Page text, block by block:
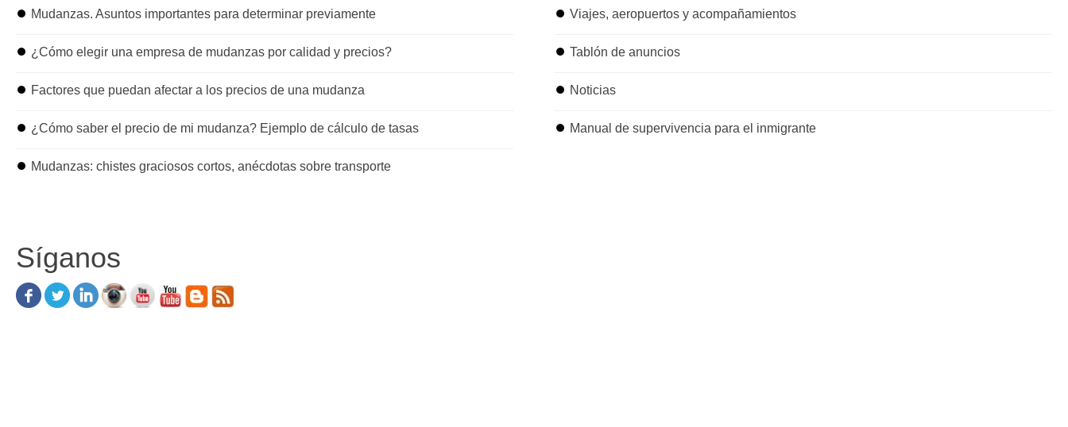
⏺ Mudanzas. Asuntos importantes para determinar previamente
⏺ ¿Cómo elegir una empresa de mudanzas por calidad y precios?
⏺ Factores que puedan afectar a los precios de una mudanza
⏺ ¿Cómo saber el precio de mi mudanza? Ejemplo de cálculo de tasas
⏺ Mudanzas: chistes graciosos cortos, anécdotas sobre transporte
⏺Viajes, aeropuertos y acompañamientos
⏺Tablón de anuncios
⏺ Noticias
⏺ Manual de supervivencia para el inmigrante
Síganos